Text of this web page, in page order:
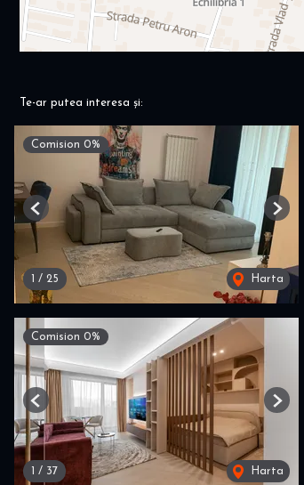
Te-ar putea interesa și:
Comision 0%
/ 25 Harta
Previous Next
Comision 0%
/ 37 Harta
Previous Next